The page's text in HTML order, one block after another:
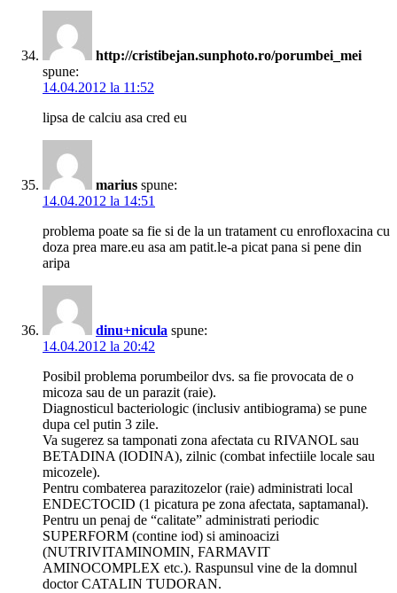
http://cristibejan.sunphoto.ro/porumbei_mei
spune:
14.04.2012 la 11:52
lipsa de calciu asa cred eu
marius spune:
14.04.2012 la 14:51
problema poate sa fie si de la un tratament cu enrofloxacina cu
doza prea mare.eu asa am patit.le-a picat pana si pene din
aripa
dinu+nicula spune:
14.04.2012 la 20:42
Posibil problema porumbeilor dvs. sa fie provocata de o
micoza sau de un parazit (raie).
Diagnosticul bacteriologic (inclusiv antibiograma) se pune
dupa cel putin 3 zile.
Va sugerez sa tamponati zona afectata cu RIVANOL sau
BETADINA (IODINA), zilnic (combat infectiile locale sau
micozele).
Pentru combaterea parazitozelor (raie) administrati local
ENDECTOCID (1 picatura pe zona afectata, saptamanal).
Pentru un penaj de “calitate” administrati periodic
SUPERFORM (contine iod) si aminoacizi
(NUTRIVITAMINOMIN, FARMAVIT
AMINOCOMPLEX etc.). Raspunsul vine de la domnul
doctor CATALIN TUDORAN.